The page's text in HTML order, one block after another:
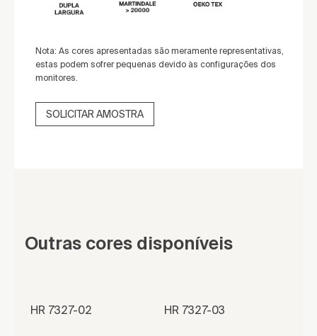
Nota: As cores apresentadas são meramente representativas,
estas podem sofrer pequenas devido às configurações dos
monitores.
SOLICITAR AMOSTRA
Outras cores disponíveis
HR 7327-02 HR 7327-03